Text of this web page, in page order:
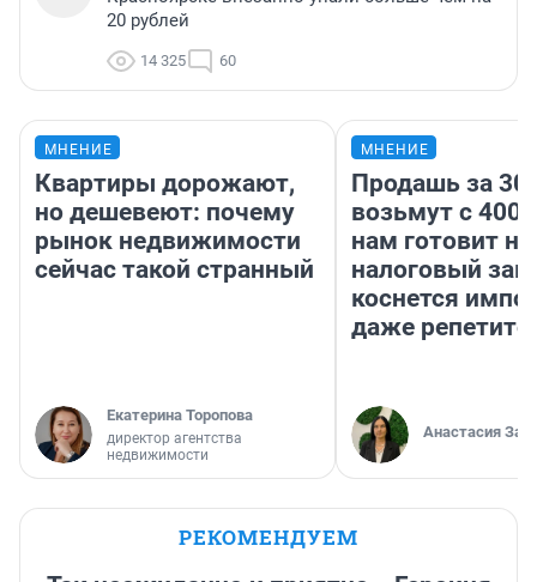
20 рублей
14 325 60
МНЕНИЕ
Квартиры дорожают,
но дешевеют: почему
рынок недвижимости
сейчас такой странный
Екатерина Торопова
директор агентства
недвижимости
МНЕНИЕ
Продашь за
возьмут с
нам готовит
налоговый
коснется
даже
Анастасия
РЕКОМЕНДУЕМ